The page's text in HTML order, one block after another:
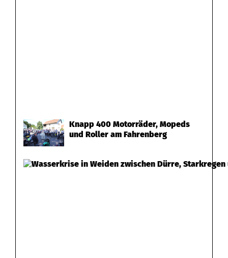
Knapp 400 Motorräder, Mopeds
und Roller am Fahrenberg